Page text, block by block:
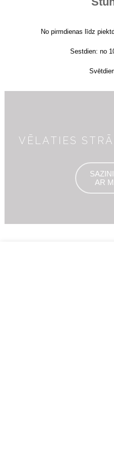
No pirmdienas līdz
Sestdien: no
VĒLATIES
AR